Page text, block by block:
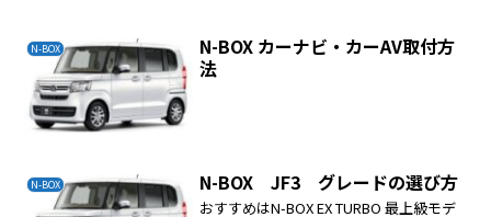
ー社外ナビカメラ変換アダプターナビ電
源、ステ...
N-BOX
N-BOX カーナビ・カーAV取付方
法
N-BOX N-BOX JF3 グレードの選び方
おすすめはN-BOX EX TURBO 最上級モデ